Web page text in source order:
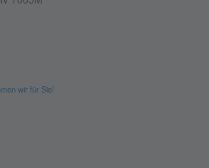
wir für Sie!